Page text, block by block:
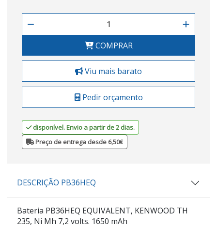
COMPRAR
Viu mais barato
Pedir orçamento
disponível. Envio a partir de 2 dias.
Preço de entrega desde 6,50€
DESCRIÇÃO PB36HEQ
Bateria PB36HEQ EQUIVALENT, KENWOOD TH
235, Ni Mh 7,2 volts. 1650 mAh